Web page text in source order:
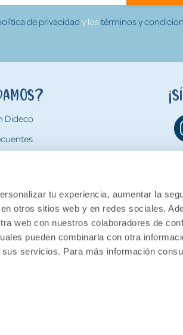
tu experiencia, aumentar la
otros sitios web y en redes sociales.
web con nuestros colaboradores de
pueden combinarla con otra
servicios. Para más información
de privacidady lostérminos y
Dideco